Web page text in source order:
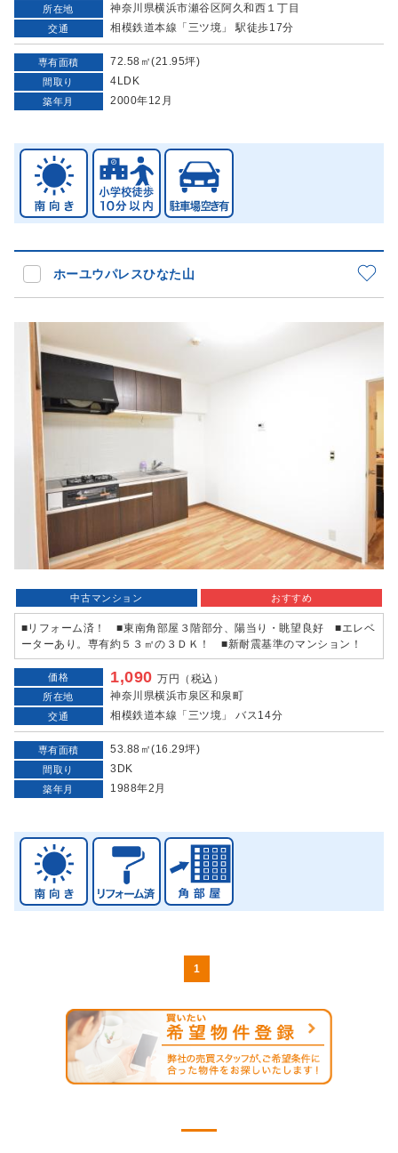
所在地 神奈川県横浜市瀬谷区阿久和西１丁目
交通 相模鉄道本線「三ツ境」 駅徒歩17分
専有面積 72.58㎡(21.95坪)
間取り 4LDK
築年月 2000年12月
ホーユウパレスひなた山
中古マンション おすすめ
■リフォーム済！ ■東南角部屋３階部分、陽当り・眺望良好 ■エレベ
ーターあり。専有約５３㎡の３ＤＫ！ ■新耐震基準のマンション！
価格 1,090万円（税込）
所在地 神奈川県横浜市泉区和泉町
交通 相模鉄道本線「三ツ境」 バス14分
専有面積 53.88㎡(16.29坪)
間取り 3DK
築年月 1988年2月
1